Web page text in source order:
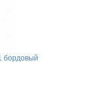
бордовый